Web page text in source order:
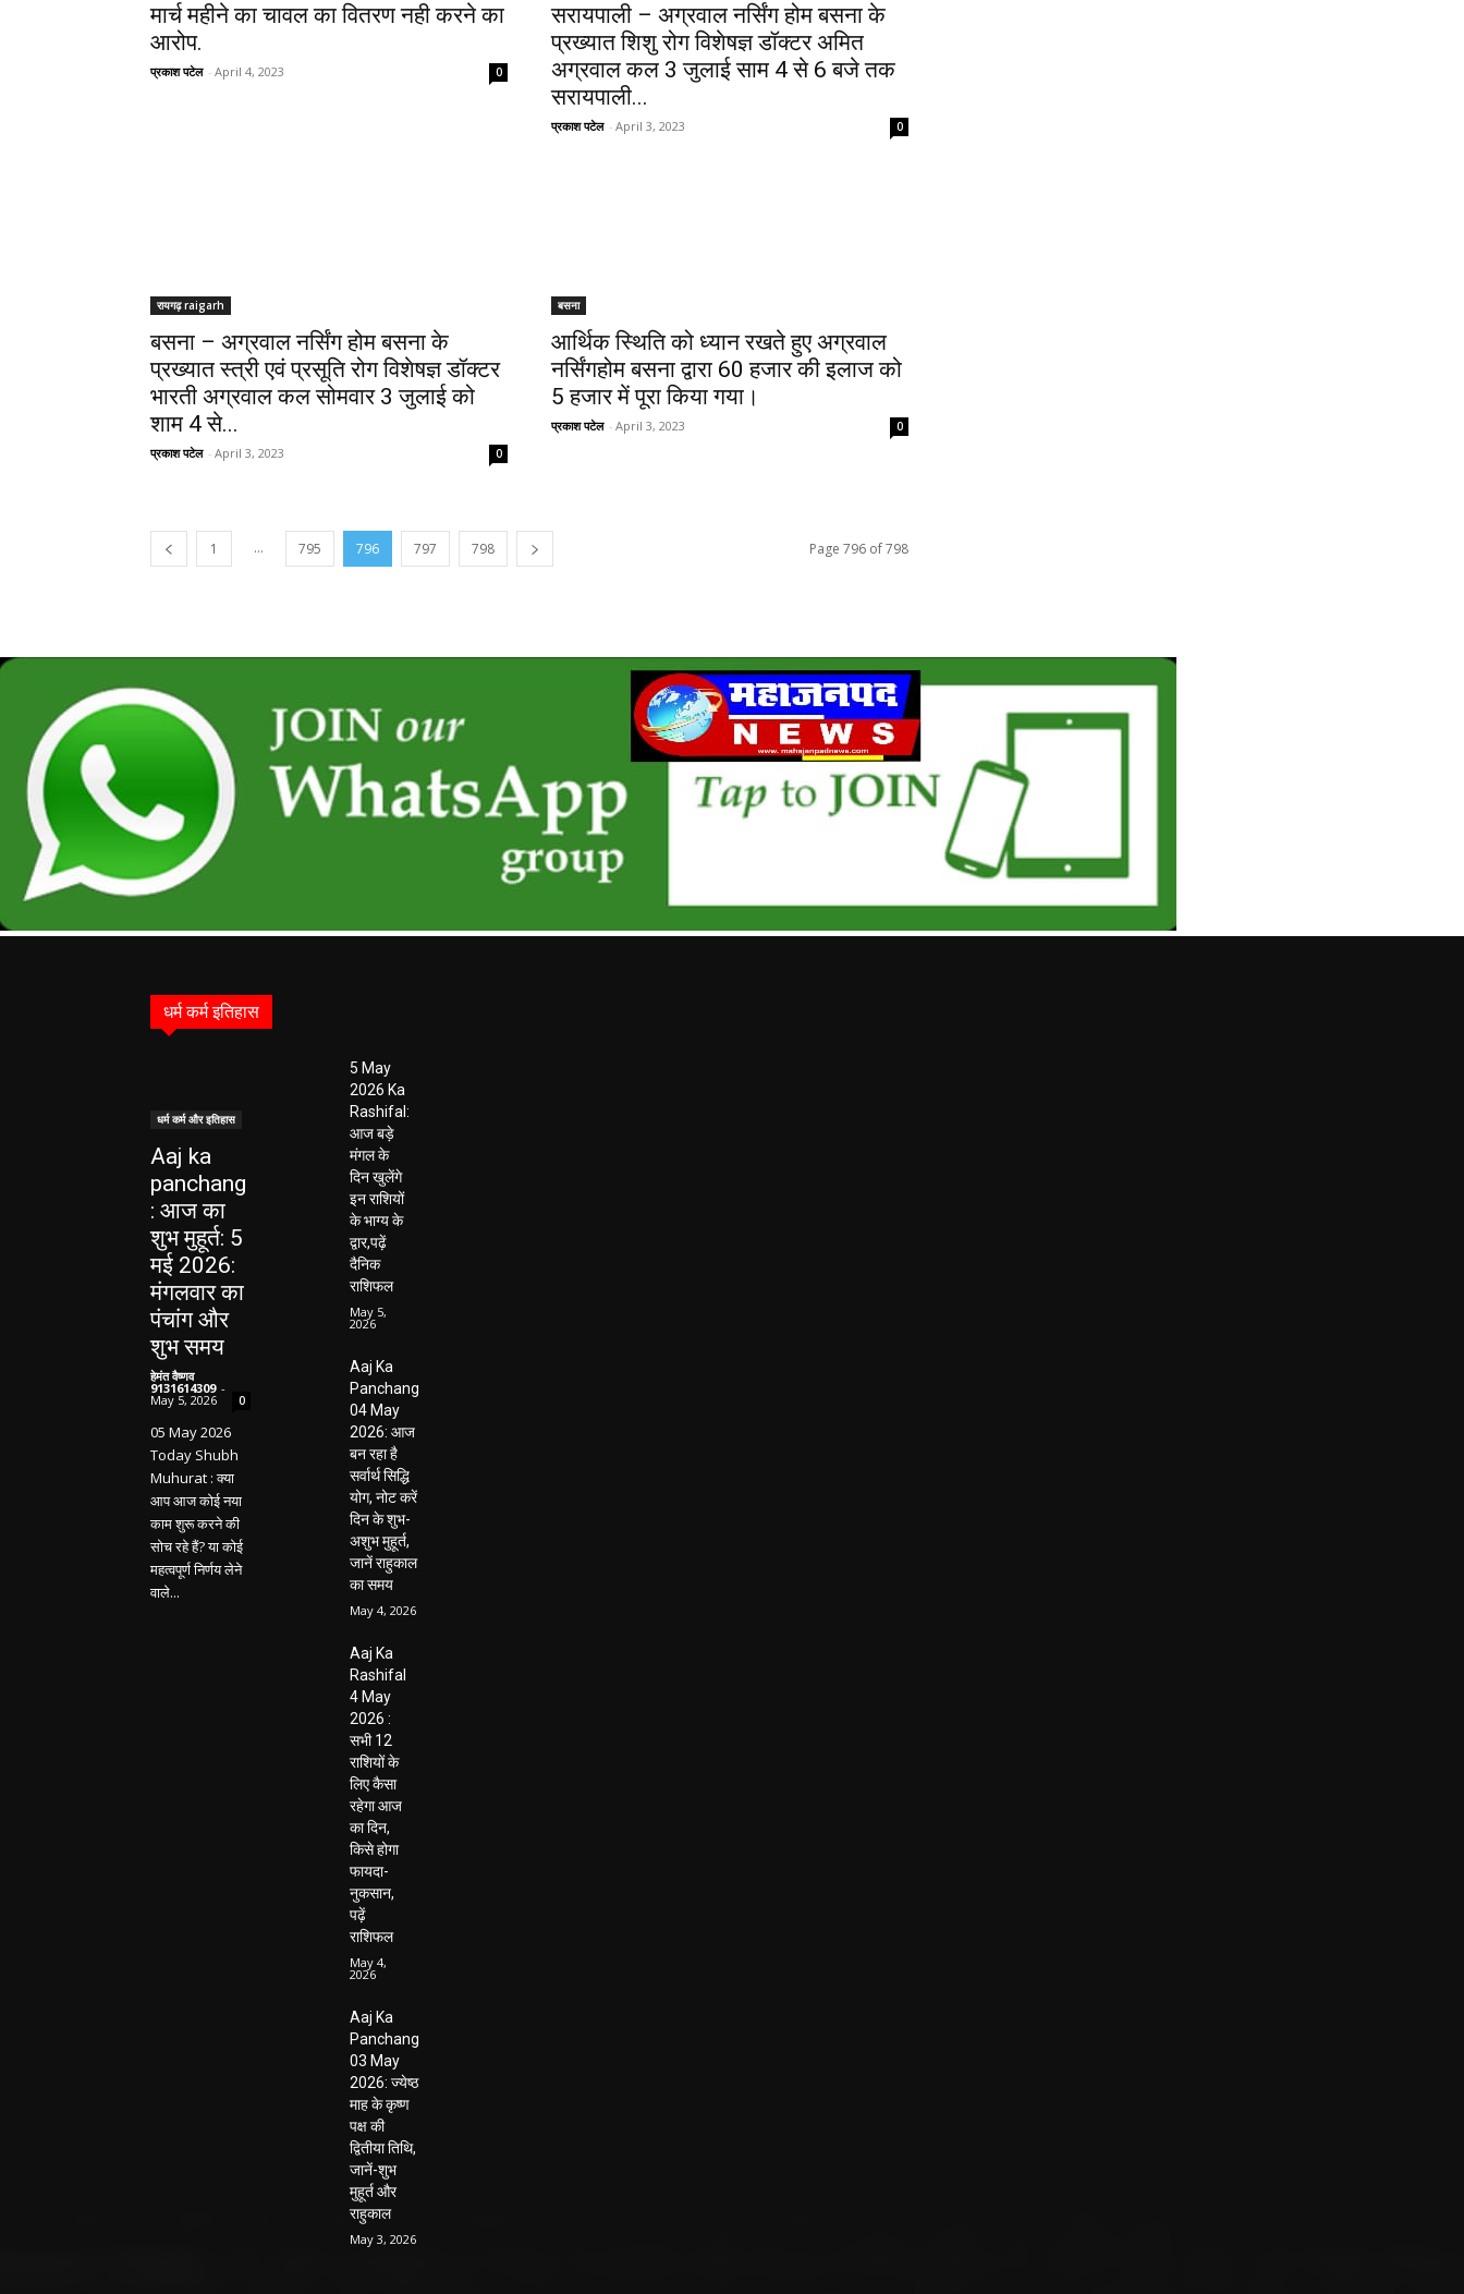
मार्च महीने का चावल का वितरण नही करने का
आरोप.
प्रकाश पटेल - April 4, 2023 0
सरायपाली – अग्रवाल नर्सिंग होम बसना के
प्रख्यात शिशु रोग विशेषज्ञ डॉक्टर अमित
अग्रवाल कल 3 जुलाई साम 4 से 6 बजे तक
सरायपाली...
प्रकाश पटेल - April 3, 2023 0
रायगढ़ raigarh
बसना – अग्रवाल नर्सिंग होम बसना के
प्रख्यात स्त्री एवं प्रसूति रोग विशेषज्ञ डॉक्टर
भारती अग्रवाल कल सोमवार 3 जुलाई को
शाम 4 से...
प्रकाश पटेल - April 3, 2023 0
बसना
आर्थिक स्थिति को ध्यान रखते हुए अग्रवाल
नर्सिंगहोम बसना द्वारा 60 हजार की इलाज को
5 हजार में पूरा किया गया।
प्रकाश पटेल - April 3, 2023 0
1 ... 795 796 797 798 Page 796 of 798
धर्म कर्म इतिहास
धर्म कर्म और इतिहास
Aaj ka
panchang
: आज का
शुभ मुहूर्त: 5
मई 2026:
मंगलवार का
पंचांग और
शुभ समय
हेमंत वैष्णव
9131614309 -
May 5, 2026 0
05 May 2026
Today Shubh
Muhurat : क्या
आप आज कोई नया
काम शुरू करने की
सोच रहे हैं? या कोई
महत्वपूर्ण निर्णय लेने
वाले...
5 May
2026 Ka
Rashifal:
आज बड़े
मंगल के
दिन खुलेंगे
इन राशियों
के भाग्य के
द्वार,पढ़ें
दैनिक
राशिफल
May 5,
2026
Aaj Ka
Panchang
04 May
2026: आज
बन रहा है
सर्वार्थ सिद्धि
योग, नोट करें
दिन के शुभ-
अशुभ मुहूर्त,
जानें राहुकाल
का समय
May 4, 2026
Aaj Ka
Rashifal
4 May
2026 :
सभी 12
राशियों के
लिए कैसा
रहेगा आज
का दिन,
किसे होगा
फायदा-
नुकसान,
पढ़ें
राशिफल
May 4,
2026
Aaj Ka
Panchang
03 May
2026: ज्येष्ठ
माह के कृष्ण
पक्ष की
द्वितीया तिथि,
जानें-शुभ
मुहूर्त और
राहुकाल
May 3, 2026